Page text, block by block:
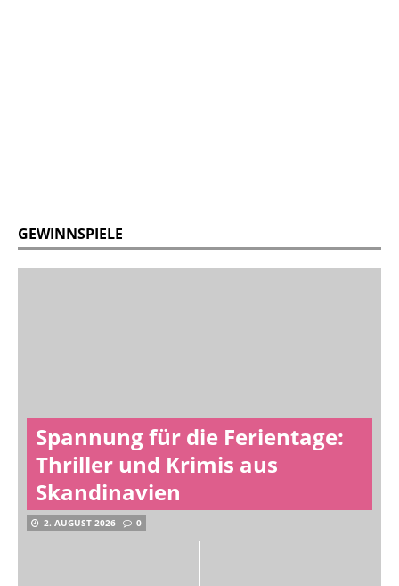
GEWINNSPIELE
Spannung für die Ferientage:
Thriller und Krimis aus
Skandinavien
2. AUGUST 2026 0